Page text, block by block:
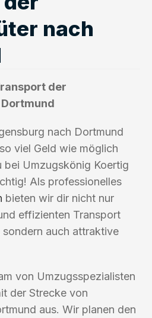
nach
der
nach Dortmund
viel Geld wie möglich
bei Umzugskönig Koertig
Als professionelles
bieten wir dir nicht nur
effizienten Transport
auch attraktive
von Umzugsspezialisten
der Strecke von
aus. Wir planen den